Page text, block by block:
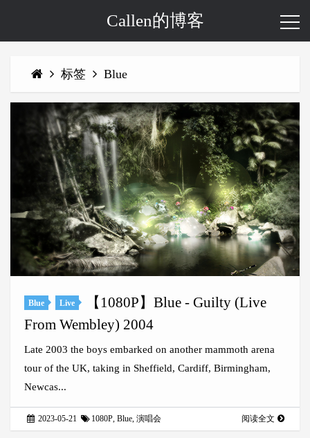
Callen的博客
标签 Blue
Blue Live
【1080P】Blue - Guilty (Live
From Wembley) 2004
Late 2003 the boys embarked on another mammoth arena
tour of the UK, taking in Sheffield, Cardiff, Birmingham,
Newcas...
2023-05-21 1080P ,Blue ,演唱会 阅读全文